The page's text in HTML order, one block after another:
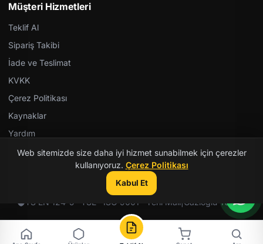
Müşteri Hizmetleri
Teklif Al
Sipariş Takibi
İade ve Teslimat
KVKK
Çerez Politikası
Kaynaklar
Yardım
© 2026 Kent Teknik Kimya. Tüm hakları saklıdır.
TS EN 124-5 · TSE · ISO 9001 · Yerli Malı|Gazioğlu Yazılım
Web sitemizde size daha iyi hizmet sunabilmek için çerezler
kullanıyoruz. Çerez Politikası
Kabul Et